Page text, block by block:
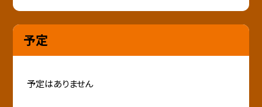
予定
予定はありません